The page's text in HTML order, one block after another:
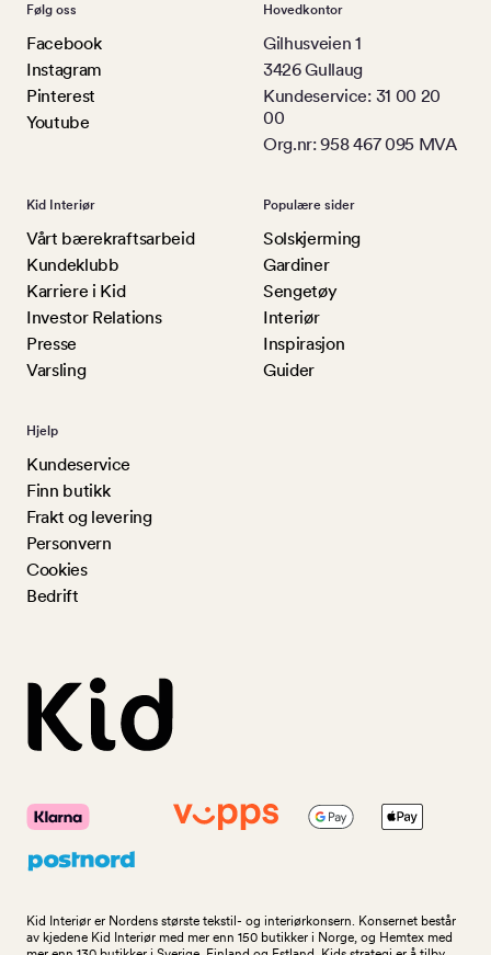
Følg oss
Facebook
Instagram
Pinterest
Youtube
Hovedkontor
Gilhusveien 1
3426 Gullaug
Kundeservice: 31 00 20
00
Org.nr: 958 467 095 MVA
Kid Interiør
Vårt bærekraftsarbeid
Kundeklubb
Karriere i Kid
Investor Relations
Presse
Varsling
Populære sider
Solskjerming
Gardiner
Sengetøy
Interiør
Inspirasjon
Guider
Hjelp
Kundeservice
Finn butikk
Frakt og levering
Personvern
Cookies
Bedrift
Kid Interiør er Nordens største tekstil- og interiørkonsern. Konsernet består
av kjedene Kid Interiør med mer enn 150 butikker i Norge, og Hemtex med